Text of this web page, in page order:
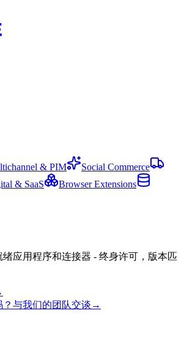
& PIM
Social Commerce
& SaaS
Browser Extensions
应用程序和连接器 - 终身许可，版本匹
与我们的团队交谈 →